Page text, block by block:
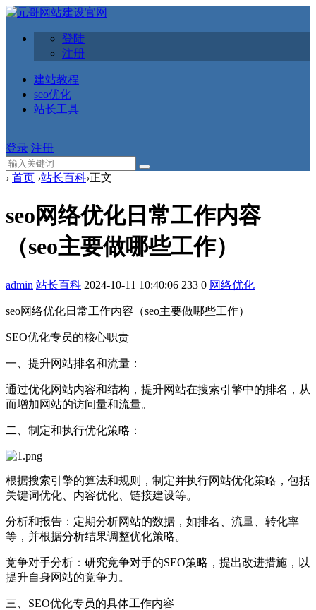
登陆
注册
建站教程
seo优化
站长工具
登录 注册
› 首页 ›站长百科›正文
seo网络优化日常工作内容
（seo主要做哪些工作）
admin 站长百科 2024-10-11 10:40:06 233 0 网络优化
seo网络优化日常工作内容（seo主要做哪些工作）
SEO优化专员的核心职责‌‌
‌一、提升网站排名和流量‌：
通过优化网站内容和结构，提升网站在‌搜索引擎中的排名，从
而增加网站的访问量和流量。
‌二、制定和执行优化策略‌：
根据搜索引擎的算法和规则，制定并执行网站优化策略，包括‌
关键词优化、‌内容优化、‌链接建设等。
‌分析和报告‌：定期分析网站的数据，如排名、流量、转化率
等，并根据分析结果调整优化策略。
‌竞争对手分析‌：研究竞争对手的SEO策略，提出改进措施，以
提升自身网站的竞争力。
‌三、SEO优化专员的具体工作内容‌